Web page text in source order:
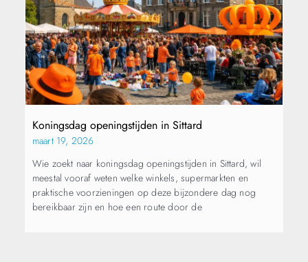
Koningsdag openingstijden in Sittard
maart 19, 2026
Wie zoekt naar koningsdag openingstijden in Sittard, wil
meestal vooraf weten welke winkels, supermarkten en
praktische voorzieningen op deze bijzondere dag nog
bereikbaar zijn en hoe een route door de